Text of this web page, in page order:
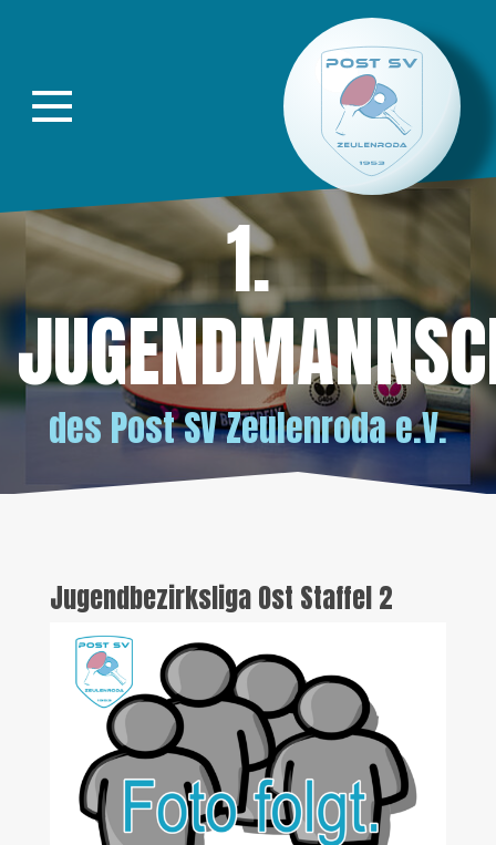
Direkt zur Hauptnavigation springen
1.
des Post SV Zeulenroda e.V.
Jugendbezirksliga Ost Staffel 2